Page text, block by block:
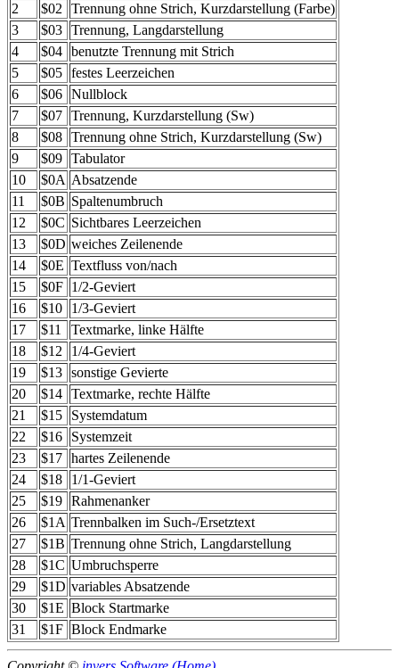
2
$02 Trennung ohne Strich, Kurzdarstellung (Farbe)
3
$03 Trennung, Langdarstellung
4
$04 benutzte Trennung mit Strich
5
$05 festes Leerzeichen
6
$06 Nullblock
7
$07 Trennung, Kurzdarstellung (Sw)
8
$08 Trennung ohne Strich, Kurzdarstellung (Sw)
9
$09 Tabulator
10
$0A Absatzende
11
$0B Spaltenumbruch
12
$0C Sichtbares Leerzeichen
13
$0D weiches Zeilenende
14
$0E Textfluss von/nach
15
$0F 1/2-Geviert
16
$10
1/3-Geviert
17
$11
Textmarke, linke Hälfte
18
$12
1/4-Geviert
19
$13 sonstige Gevierte
20
$14 Textmarke, rechte Hälfte
21
$15
Systemdatum
22
$16
Systemzeit
23
$17 hartes Zeilenende
24
$18
1/1-Geviert
25
$19 Rahmenanker
26
$1A Trennbalken im Such-/Ersetztext
27
$1B Trennung ohne Strich, Langdarstellung
28
$1C Umbruchsperre
29
$1D variables Absatzende
30
$1E Block Startmarke
31
$1F Block Endmarke